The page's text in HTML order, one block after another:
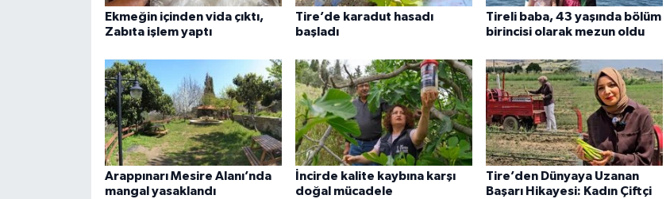
Ekmeğin içinden vida çıktı,
Zabıta işlem yaptı
Tire’de karadut hasadı
başladı
Tireli baba, 43 yaşında bölüm
birincisi olarak mezun oldu
Arappınarı Mesire Alanı’nda
mangal yasaklandı
İncirde kalite kaybına karşı
doğal mücadele
Tire’den Dünyaya Uzanan
Başarı Hikayesi: Kadın Çiftçi